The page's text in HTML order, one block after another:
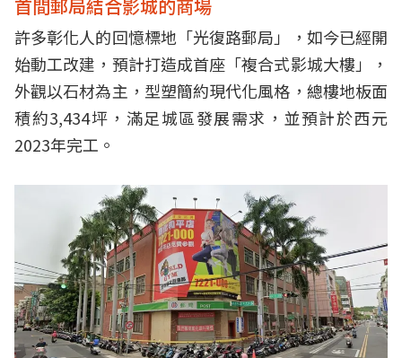
首間郵局結合影城的商場
許多彰化人的回憶標地「光復路郵局」，如今已經開
始動工改建，預計打造成首座「複合式影城大樓」，
外觀以石材為主，型塑簡約現代化風格，總樓地板面
積約3,434坪，滿足城區發展需求，並預計於西元
2023年完工。